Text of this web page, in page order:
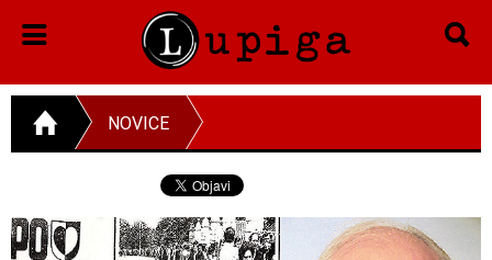
NOVICE